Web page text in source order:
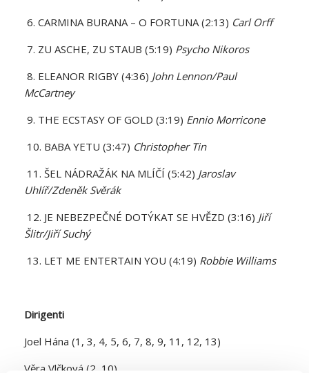
6. CARMINA BURANA – O FORTUNA (2:13) Carl Orff
7. ZU ASCHE, ZU STAUB (5:19) Psycho Nikoros
8. ELEANOR RIGBY (4:36) John Lennon/Paul
McCartney
9. THE ECSTASY OF GOLD (3:19) Ennio Morricone
10. BABA YETU (3:47) Christopher Tin
11. ŠEL NÁDRAŽÁK NA MLÍČÍ (5:42) Jaroslav
Uhlíř/Zdeněk Svěrák
12. JE NEBEZPEČNÉ DOTÝKAT SE HVĚZD (3:16) Jiří
Šlitr/Jiří Suchý
13. LET ME ENTERTAIN YOU (4:19) Robbie Williams
Dirigenti
Joel Hána (1, 3, 4, 5, 6, 7, 8, 9, 11, 12, 13)
Věra Vlčková (2, 10)